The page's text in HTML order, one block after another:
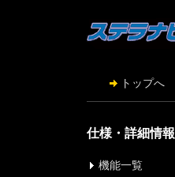
トップへ
仕様・詳細情報
機能一覧